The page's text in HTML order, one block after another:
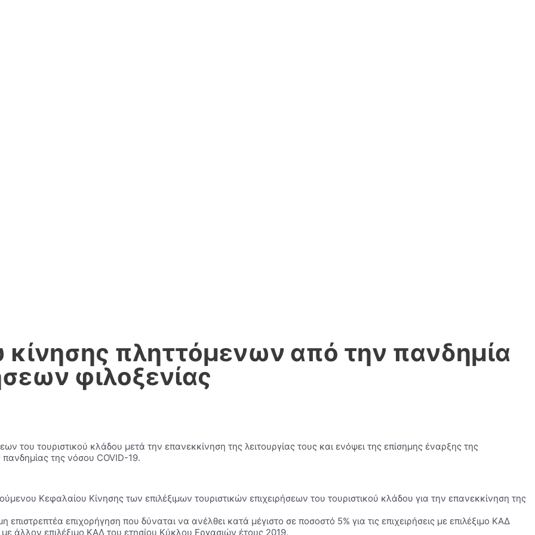
κίνησης πληττόμενων από την πανδημία
φιλοξενίας
του τουριστικού κλάδου μετά την επανεκκίνηση της λειτουργίας τους και ενόψει της επίσημης έναρξης της
πανδημίας της νόσου COVID-19.
Κεφαλαίου Κίνησης των επιλέξιμων τουριστικών επιχειρήσεων του τουριστικού κλάδου για την επανεκκίνηση της
επιστρεπτέα επιχορήγηση που δύναται να ανέλθει κατά μέγιστο σε ποσοστό 5% για τις επιχειρήσεις με επιλέξιμο ΚΑΔ
με άλλον επιλέξιμο ΚΑΔ του ετησίου Κύκλου Εργασιών έτους 2019.